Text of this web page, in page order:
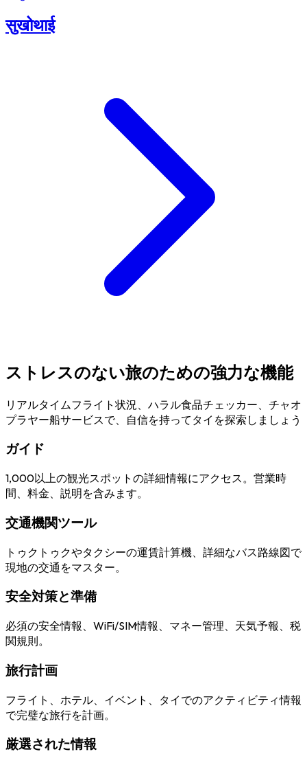
सुखोथाई
ストレスのない旅のための強力な機能
リアルタイムフライト状況、ハラル食品チェッカー、チャオ
プラヤー船サービスで、自信を持ってタイを探索しましょう
ガイド
1,000以上の観光スポットの詳細情報にアクセス。営業時
間、料金、説明を含みます。
交通機関ツール
トゥクトゥクやタクシーの運賃計算機、詳細なバス路線図で
現地の交通をマスター。
安全対策と準備
必須の安全情報、WiFi/SIM情報、マネー管理、天気予報、税
関規則。
旅行計画
フライト、ホテル、イベント、タイでのアクティビティ情報
で完璧な旅行を計画。
厳選された情報